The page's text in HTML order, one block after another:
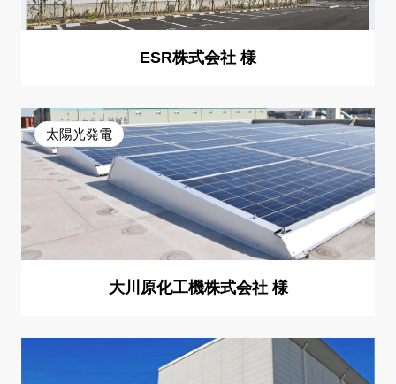
ESR株式会社 様
太陽光発電
大川原化工機株式会社 様